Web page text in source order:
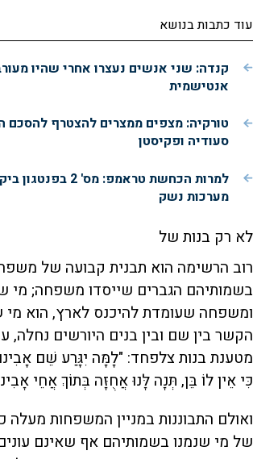
עוד כתבות בנושא
קנדה: שני אנשים נעצרו אחרי שהיו
אנטישמית
טורקיה: מצפים ממצרים להצטרף להסכם
סעודיה ופקיסטן
למרות הכחשת טראמפ:
מערכות נשק
לא רק בנות של
רוב הרשימה הוא תבנית קבועה של
בשמותיהם הגברים שייסדו משפחה; מי
ומשפחה שעומדת להיכנס לארץ, הוא
הקשר בין שם ובין בנים היורשים נחלה,
מטענת בנות צלפחד: "לָמָּה יִגָּרַע שֵׁם
כִּי אֵין לוֹ בֵּן, תְּנָה לָּנוּ אֲחֻזָּה בְּתוֹךְ אֲחֵי
ואולם התבוננות במניין המשפחות מעלה
של מי שנמנו בשמותיהם אף שאינם